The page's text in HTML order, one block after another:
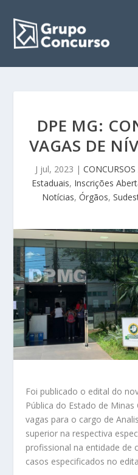
DPE MG:
VAGAS DE
J jul, 2023 |
Estaduais, Inscrições
Notícias, Órgãos,
Foi publicado o edital do
Pública do Estado de
vagas para o cargo de
superior na respectiva
profissional na entidade de
casos especificados no